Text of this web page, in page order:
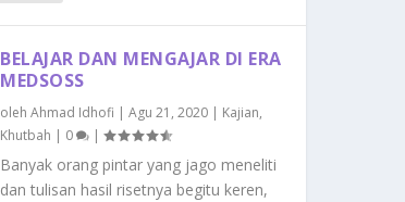
BELAJAR DAN MENGAJAR DI ERA
MEDSOSS
olehAhmad Idhofi |Agu 21, 2020 | Kajian,
Khutbah | 0 |
Banyak orang pintar yang jago meneliti
dan tulisan hasil risetnya begitu keren,